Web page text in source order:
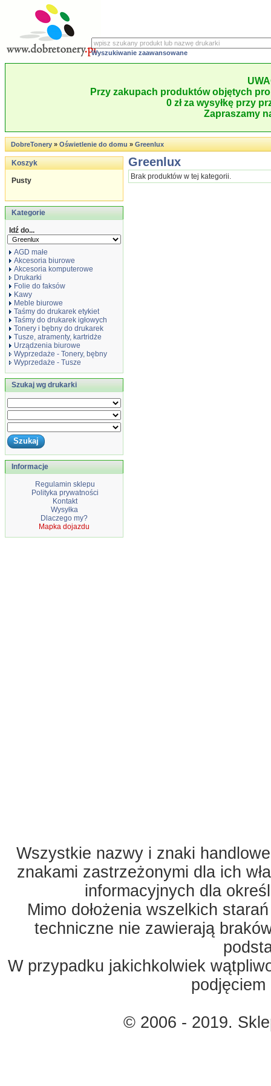
Wyszukiwanie zaawansowane
Przy zakupach produktów objętych
0 zł za wysyłkę przy
Zapraszamy
DobreTonery»Oświetlenie do domu»Greenlux
Koszyk
Pusty
Kategorie
Idź do...
AGD małe
Akcesoria biurowe
Akcesoria komputerowe
Drukarki
Folie do faksów
Kawy
Meble biurowe
Taśmy do drukarek etykiet
Taśmy do drukarek igłowych
Tonery i bębny do drukarek
Tusze, atramenty, kartridże
Urządzenia biurowe
Wyprzedaże - Tonery, bębny
Wyprzedaże - Tusze
Szukaj wg drukarki
Informacje
Regulamin sklepu
Polityka prywatności
Kontakt
Wysyłka
Dlaczego my?
Mapka dojazdu
Greenlux
Brak produktów w tej kategorii.
Wszystkie nazwy i znaki
znakami zastrzeżonymi dla ich
informacyjnych dla
Mimo dołożenia wszelkich
techniczne nie zawierają
W przypadku jakichkolwiek
© 2006 - 2019.